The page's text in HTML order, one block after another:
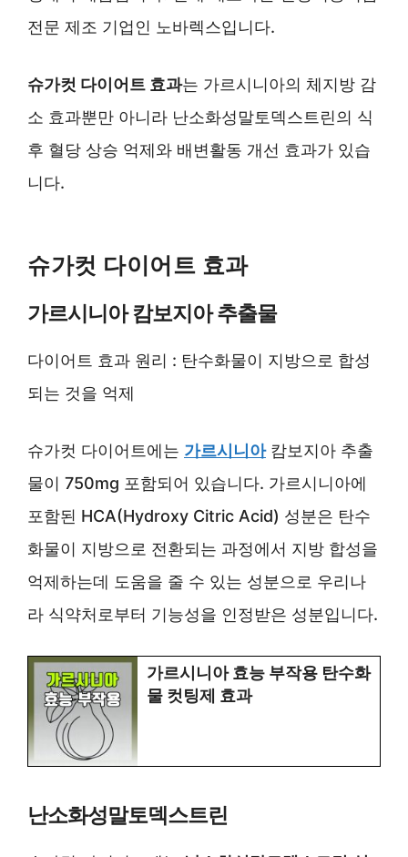
전문 제조 기업인 노바렉스입니다.
슈가컷 다이어트 효과는 가르시니아의 체지방 감
소 효과뿐만 아니라 난소화성말토덱스트린의 식
후 혈당 상승 억제와 배변활동 개선 효과가 있습
니다.
슈가컷 다이어트 효과
가르시니아 캄보지아 추출물
다이어트 효과 원리 : 탄수화물이 지방으로 합성
되는 것을 억제
슈가컷 다이어트에는 가르시니아캄보지아 추출
물이 750mg 포함되어 있습니다. 가르시니아에
포함된 HCA(Hydroxy Citric Acid) 성분은 탄수
화물이 지방으로 전환되는 과정에서 지방 합성을
억제하는데 도움을 줄 수 있는 성분으로 우리나
라 식약처로부터 기능성을 인정받은 성분입니다.
가르시니아 효능 부작용 탄수화
물 컷팅제 효과
난소화성말토덱스트린